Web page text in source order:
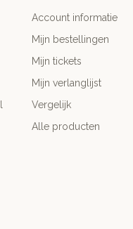
Account informatie
Mijn bestellingen
Mijn tickets
Mijn verlanglijst
Vergelijk
Alle producten